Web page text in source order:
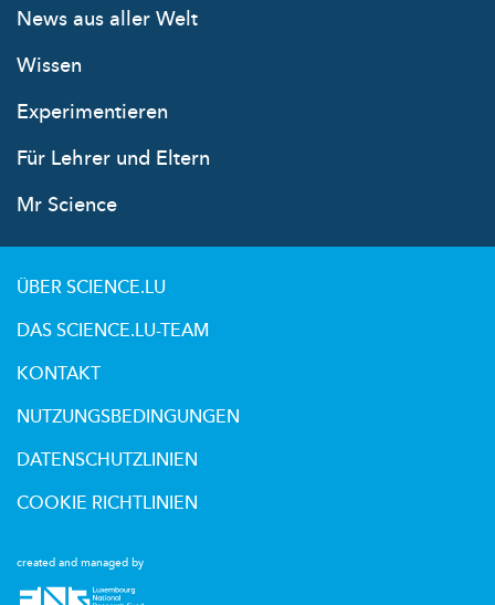
News aus aller Welt
Wissen
Experimentieren
Für Lehrer und Eltern
Mr Science
created and managed by
ÜBER SCIENCE.LU
DAS SCIENCE.LU-TEAM
KONTAKT
NUTZUNGSBEDINGUNGEN
DATENSCHUTZLINIEN
COOKIE RICHTLINIEN